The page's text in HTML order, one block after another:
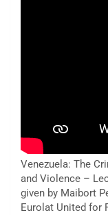
Venezuela: The
and Violence –
given by Maibort
Eurolat United for